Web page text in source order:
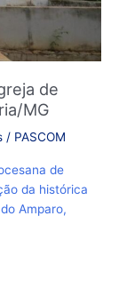
de
MG
/ PASCOM
de
da histórica
Amparo,